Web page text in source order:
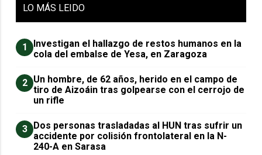
LO MÁS LEIDO
1
Investigan el hallazgo de restos humanos en la
cola del embalse de Yesa, en Zaragoza
2 Un hombre, de 62 años, herido en el campo de
tiro de Aizoáin tras golpearse con el cerrojo de
un rifle
3
​Dos personas trasladadas al HUN tras sufrir un
accidente por colisión frontolateral en la N-
240-A en Sarasa